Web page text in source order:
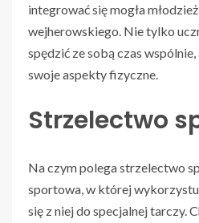
integrować się mogła
wejherowskiego. Nie tylko
spędzić ze sobą czas
swoje aspekty fizyczne.
Strzelectwo
Na czym polega strzelectwo
sportowa, w której
się z niej do specjalnej tarczy.